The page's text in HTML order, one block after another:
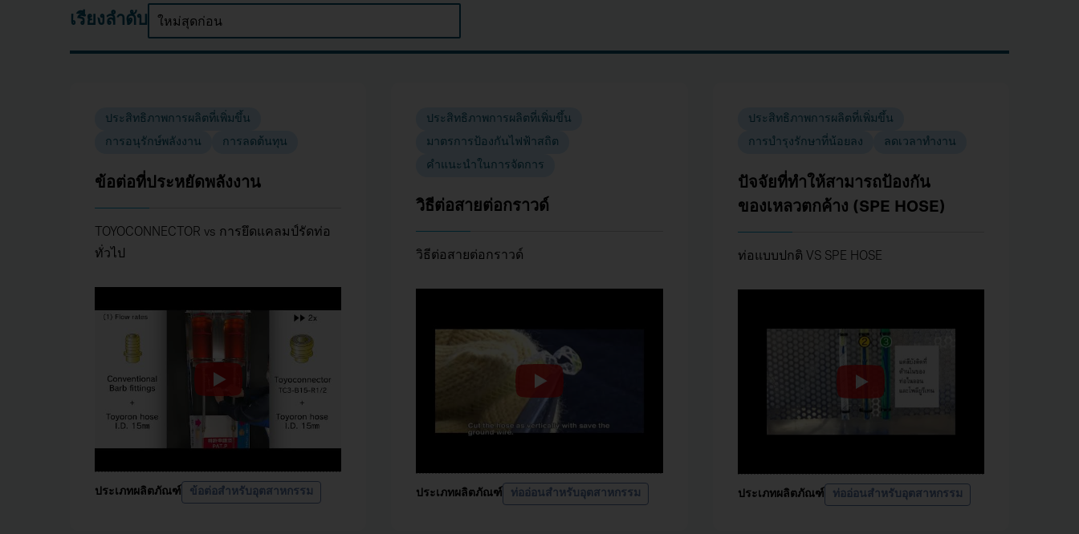
เรียงลำดับ
ประสิทธิภาพการผลิตที่เพิ่มขึ้น
การอนุรักษ์พลังงาน
การลดต้นทุน
ข้อต่อที่ประหยัดพลังงาน
TOYOCONNECTOR vs การยึดแคลมป์รัดท่อ
ทั่วไป
ประเภทผลิตภัณฑ์ ข้อต่อสำหรับอุตสาหกรรม
ประสิทธิภาพการผลิตที่เพิ่มขึ้น
มาตรการป้องกันไฟฟ้าสถิต
คำแนะนำในการจัดการ
วิธีต่อสายต่อกราวด์
วิธีต่อสายต่อกราวด์
ประเภทผลิตภัณฑ์ ท่ออ่อนสำหรับอุตสาหกรรม
ประสิทธิภาพการผลิตที่เพิ่มขึ้น
การบำรุงรักษาที่น้อยลง
ลดเวลาทำงาน
ปัจจัยที่ทำให้สามารถป้องกัน
ของเหลวตกค้าง (SPE HOSE)
ท่อแบบปกติ VS SPE HOSE
ประเภทผลิตภัณฑ์ ท่ออ่อนสำหรับอุตสาหกรรม